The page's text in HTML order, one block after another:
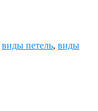
виды петель, виды